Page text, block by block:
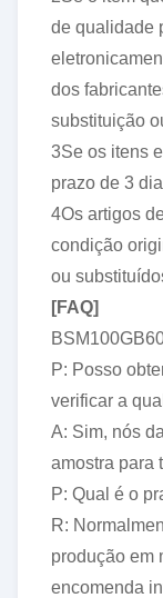
de qualidade
dos
substituição
3Se os itens
prazo de 3
4Os artigos
condição
ou
[FAQ]
P: Posso
verificar a
A: Sim, nós
amostra para
P: Qual é o
R:
produção em
encomenda